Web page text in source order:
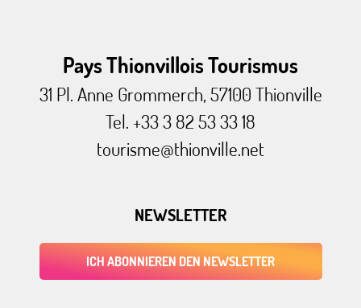
Pays Thionvillois Tourismus
31 Pl. Anne Grommerch, 57100 Thionville
Tel. +33 3 82 53 33 18
tourisme@thionville.net
NEWSLETTER
ICH ABONNIEREN DEN NEWSLETTER